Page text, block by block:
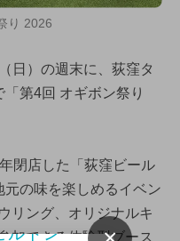
り 2026
日）の週末に、荻窪タ
第4回 オギボン祭り
閉店した「荻窪ビール
の味を楽しめるイベン
リング、オリジナルキ
加できる体験型ブース